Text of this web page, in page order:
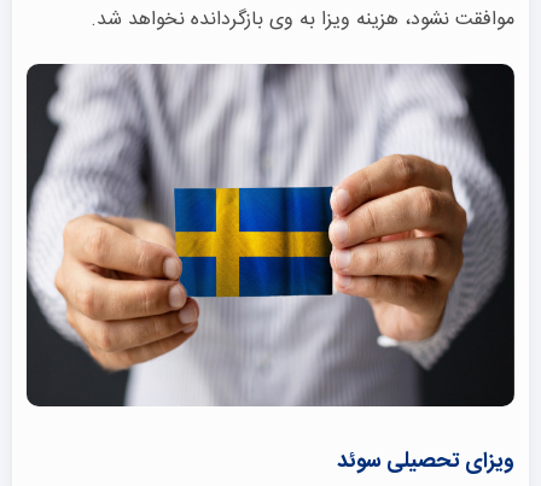
موافقت نشود، هزینه ویزا به وی بازگردانده نخواهد شد.
ویزای تحصیلی سوئد